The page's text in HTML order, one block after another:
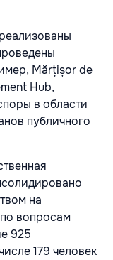
Mărțișor de
Hub,
в области
публичного
на
вопросам
925
179 человек